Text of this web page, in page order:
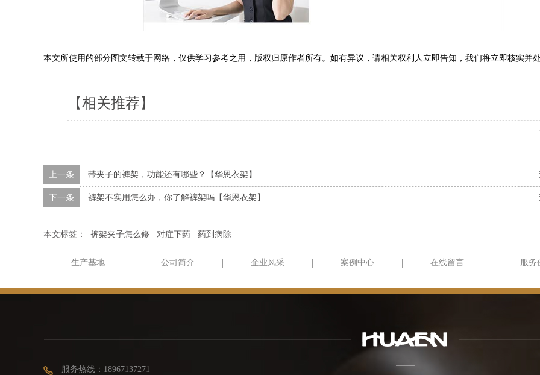
本文所使用的部分图文转载于网络，仅供学习参考之用，版权归原作者所有。如有异议，请相关权利人立即告知，我们将立即核实并处
【相关推荐】
上一条 带夹子的裤架，功能还有哪些？【华恩衣架】
下一条 裤架不实用怎么办，你了解裤架吗【华恩衣架】
本文标签： 裤架夹子怎么修 对症下药 药到病除
生产基地 公司简介 企业风采 案例中心 在线留言 服务
服务热线：18967137271